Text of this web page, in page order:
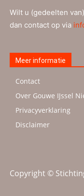
Wilt u (gedeelten
dan contact op via
Meer informatie
Contact
Over Gouwe IJssel
Privacyverklaring
Disclaimer
Copyright ©